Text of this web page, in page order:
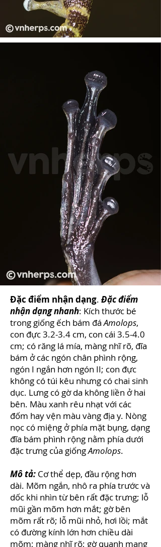
Đặc điểm nhận dạng. Đặc điểm
nhận dạng nhanh: Kích thước bé
trong giống ếch bám đáAmolops,
con đực 3.2-3.4 cm, con cái 3.5-4.0
cm; có răng lá mía, màng nhĩ rõ, đĩa
bám ở các ngón chân phình rộng,
ngón I ngắn hơn ngón II; con đực
không có túi kêu nhưng có chai sinh
dục. Lưng có gờ da không liền ở hai
bên. Màu xanh rêu nhạt với các
đốm hay vện màu vàng địa y. Nòng
nọc có miệng ở phía mặt bụng, dạng
đĩa bám phình rộng nằm phía dưới
đặc trưng của giốngAmolops.
Mô tả: Cơ thể dẹp, đầu rộng hơn
dài. Mõm ngắn, nhô ra phía trước và
dốc khi nhìn từ bên rất đặc trưng; lỗ
mũi gần mõm hơn mắt; gờ bên
mõm rất rõ; lỗ mũi nhỏ, hơi lồi; mắt
có đường kính lớn hơn chiều dài
mõm; màng nhĩ rõ; gờ quanh mang